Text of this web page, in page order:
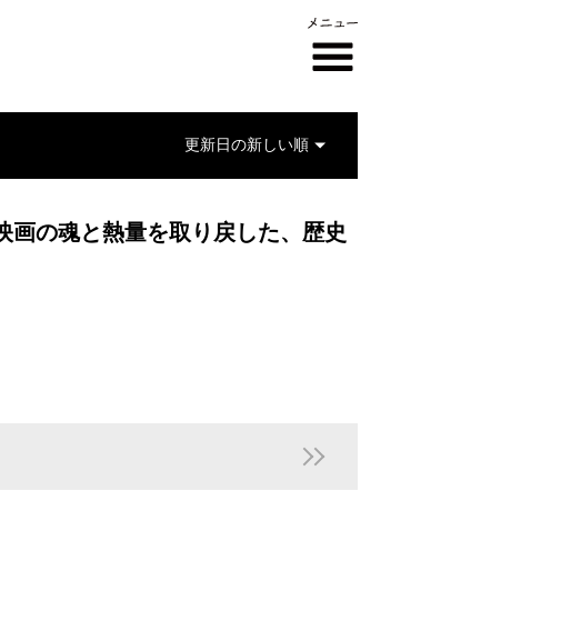
画の魂と熱量を取り戻した、歴史